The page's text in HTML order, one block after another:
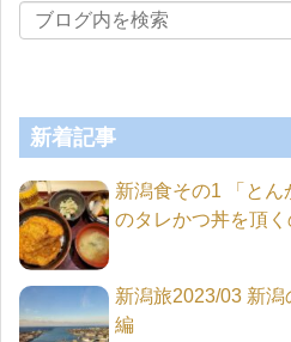
新着記事
新潟食その1 「とん
のタレかつ丼を頂
新潟旅2023/03 新
編